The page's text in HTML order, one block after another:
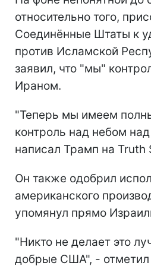
относительно того,
Соединённые Штаты к
против Исламской
заявил, что "мы"
Ираном.
"Теперь мы имеем
контроль над небом
написал Трамп на Truth
Он также одобрил
американского
упомянул прямо
"Никто не делает это
добрые США", - отметил